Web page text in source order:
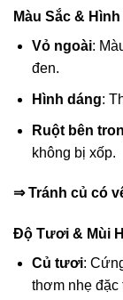
Màu Sắc &
Vỏ ngoài:
đen.
Hình dáng:
Ruột bên
không bị xốp.
⇒ Tránh củ có
Độ Tươi & Mùi
Củ tươi:
thơm nhẹ đặc